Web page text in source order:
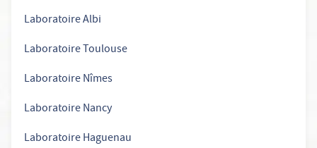
Laboratoire Albi
Laboratoire Toulouse
Laboratoire Nîmes
Laboratoire Nancy
Laboratoire Haguenau